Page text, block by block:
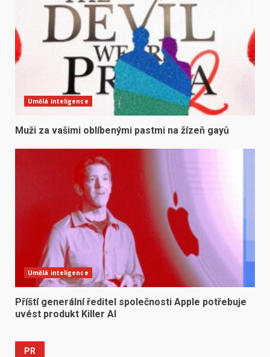
Umělá inteligence
Muži za vašimi oblíbenými pastmi na žízeň gayů
Umělá inteligence
Příští generální ředitel společnosti Apple potřebuje
uvést produkt Killer AI
PR